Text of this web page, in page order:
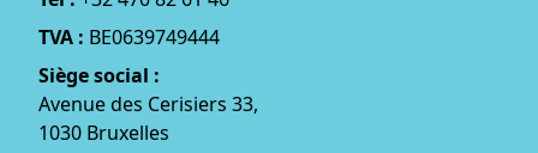
TVA : BE0639749444
Siège social :
Avenue des Cerisiers 33,
1030 Bruxelles